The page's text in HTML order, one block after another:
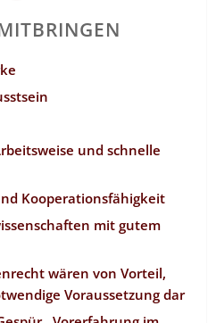
und schnelle
Kooperationsfähigkeit
mit gutem
wären von Vorteil,
Voraussetzung dar